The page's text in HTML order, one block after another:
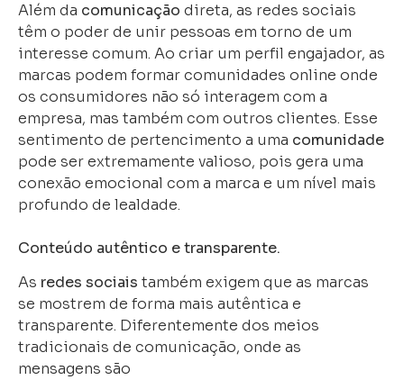
Além da comunicação direta, as redes sociais
têm o poder de unir pessoas em torno de um
interesse comum. Ao criar um perfil engajador, as
marcas podem formar comunidades online onde
os consumidores não só interagem com a
empresa, mas também com outros clientes. Esse
sentimento de pertencimento a uma comunidade
pode ser extremamente valioso, pois gera uma
conexão emocional com a marca e um nível mais
profundo de lealdade.
Conteúdo autêntico e transparente.
As redes sociais também exigem que as marcas
se mostrem de forma mais autêntica e
transparente. Diferentemente dos meios
tradicionais de comunicação, onde as
mensagens são